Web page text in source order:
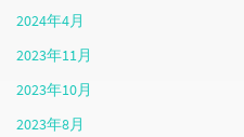
2024年4月
2023年11月
2023年10月
2023年8月